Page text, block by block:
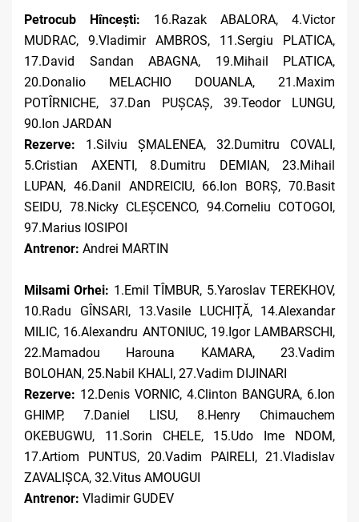
Petrocub Hîncești: 16.Razak ABALORA, 4.Victor
MUDRAC, 9.Vladimir AMBROS, 11.Sergiu PLATICA,
17.David Sandan ABAGNA, 19.Mihail PLATICA,
20.Donalio MELACHIO DOUANLA, 21.Maxim
POTÎRNICHE, 37.Dan PUȘCAȘ, 39.Teodor LUNGU,
90.Ion JARDAN
Rezerve: 1.Silviu ȘMALENEA,
32.Dumitru COVALI,
5.Cristian AXENTI, 8.Dumitru DEMIAN, 23.Mihail
LUPAN, 46.Danil ANDREICIU, 66.Ion BORȘ, 70.Basit
SEIDU, 78.Nicky CLEȘCENCO, 94.Corneliu COTOGOI,
97.Marius IOSIPOI
Antrenor: Andrei MARTIN
Milsami Orhei: 1.Emil TÎMBUR, 5.Yaroslav TEREKHOV,
10.Radu GÎNSARI, 13.Vasile LUCHIȚĂ, 14.Alexandar
MILIC, 16.Alexandru ANTONIUC, 19.Igor LAMBARSCHI,
22.Mamadou Harouna KAMARA, 23.Vadim
BOLOHAN, 25.Nabil KHALI, 27.Vadim DIJINARI
Rezerve: 12.Denis VORNIC, 4.Clinton BANGURA, 6.Ion
GHIMP, 7.Daniel LISU, 8.Henry Chimauchem
OKEBUGWU, 11.Sorin CHELE, 15.Udo Ime NDOM,
17.Artiom PUNTUS, 20.Vadim PAIRELI, 21.Vladislav
ZAVALIȘCA, 32.Vitus AMOUGUI
Antrenor: Vladimir GUDEV